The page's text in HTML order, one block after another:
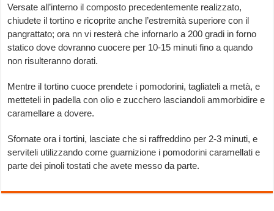
Versate all’interno il composto precedentemente realizzato,
chiudete il tortino e ricoprite anche l’estremità superiore con il
pangrattato; ora nn vi resterà che infornarlo a 200 gradi in forno
statico dove dovranno cuocere per 10-15 minuti fino a quando
non risulteranno dorati.
Mentre il tortino cuoce prendete i pomodorini, tagliateli a metà, e
metteteli in padella con olio e zucchero lasciandoli ammorbidire e
caramellare a dovere.
Sfornate ora i tortini, lasciate che si raffreddino per 2-3 minuti, e
serviteli utilizzando come guarnizione i pomodorini caramellati e
parte dei pinoli tostati che avete messo da parte.